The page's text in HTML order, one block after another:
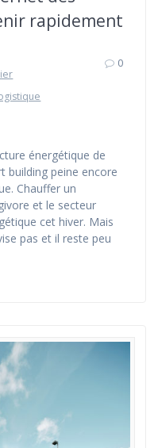
rapidement
0
énergétique de
building peine encore
Chauffer un
et le secteur
cet hiver. Mais
pas et il reste peu